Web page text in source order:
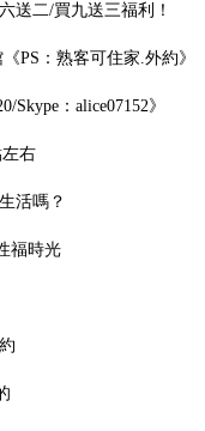
送二/買九送三福利！
PS：熟客可住家.外約》
：alice07152》
右
活嗎？
福時光